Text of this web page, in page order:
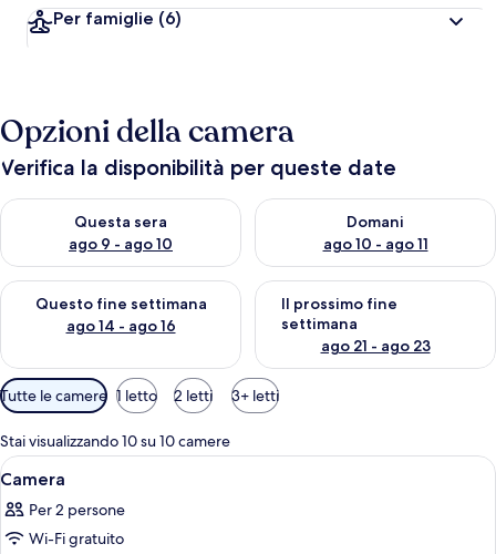
Per famiglie (6)
Opzioni della camera
Verifica la disponibilità per queste date
Questa sera
ago 9 - ago 10
Verifica la disponibilità per questa sera, ago 9 - ago 10
Domani
ago 10 - ago 11
Verifica la disponibilità per
Questo fine settimana
ago 14 - ago 16
Verifica la disponibilità per questo fine settimana, ago 14 -
Il prossimo fine
settimana
ago 21 - ago 23
Verifica la disponibilità per il
Filtri
disponibili
per
le
camere
Tutte le camere 1 letto 2 letti 3+ letti
Stai visualizzando 10 su 10 camere
Apri
tutte
le
foto
Una camera d'albergo con un letto,
3
Camera
Per 2 persone
Wi-Fi gratuito